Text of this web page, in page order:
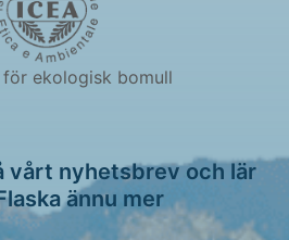
ekologisk bomull
vårt nyhetsbrev och lär
ännu mer